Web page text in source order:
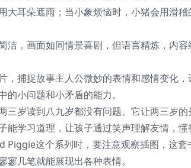
大耳朵遮雨；当小象烦恼时，小猪会用滑
洁，画面如同情景喜剧，但语言精炼，内
，捕捉故事主人公微妙的表情和感情变化
小问题和小矛盾的能力。
三岁读到八九岁都没有问题。它让两三岁
能学习道理，让孩子通过笑声理解友情，懂
Piggie这个系列时，要注意观察插图，这
几笔就能展现出各种表情。